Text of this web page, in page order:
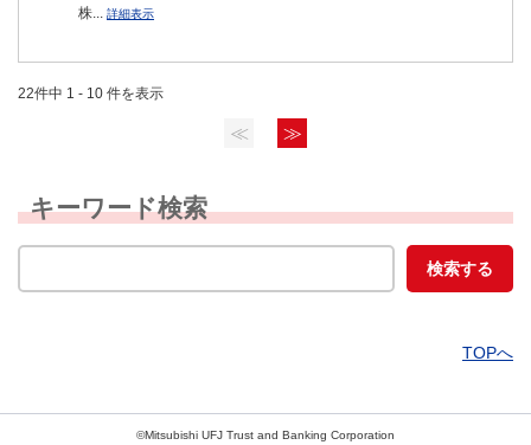
株... 詳細表示
22件中 1 - 10 件を表示
≪ ≫
キーワード検索
TOPへ
©Mitsubishi UFJ Trust and Banking Corporation